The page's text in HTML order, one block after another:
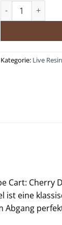
1g Vape Cart:
Kategorie: Live
Cart: Cherry
eine
Abgang